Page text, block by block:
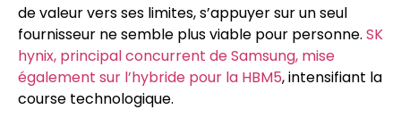
de valeur vers ses limites, s’appuyer sur un seul
fournisseur ne semble plus viable pour personne. SK
hynix, principal concurrent de Samsung, mise
également sur l’hybride pour la HBM5, intensifiant la
course technologique.